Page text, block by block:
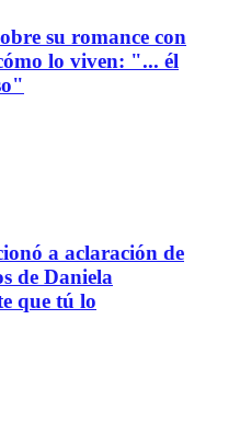
su romance con
lo viven: "... él
a aclaración de
de Daniela
que tú lo